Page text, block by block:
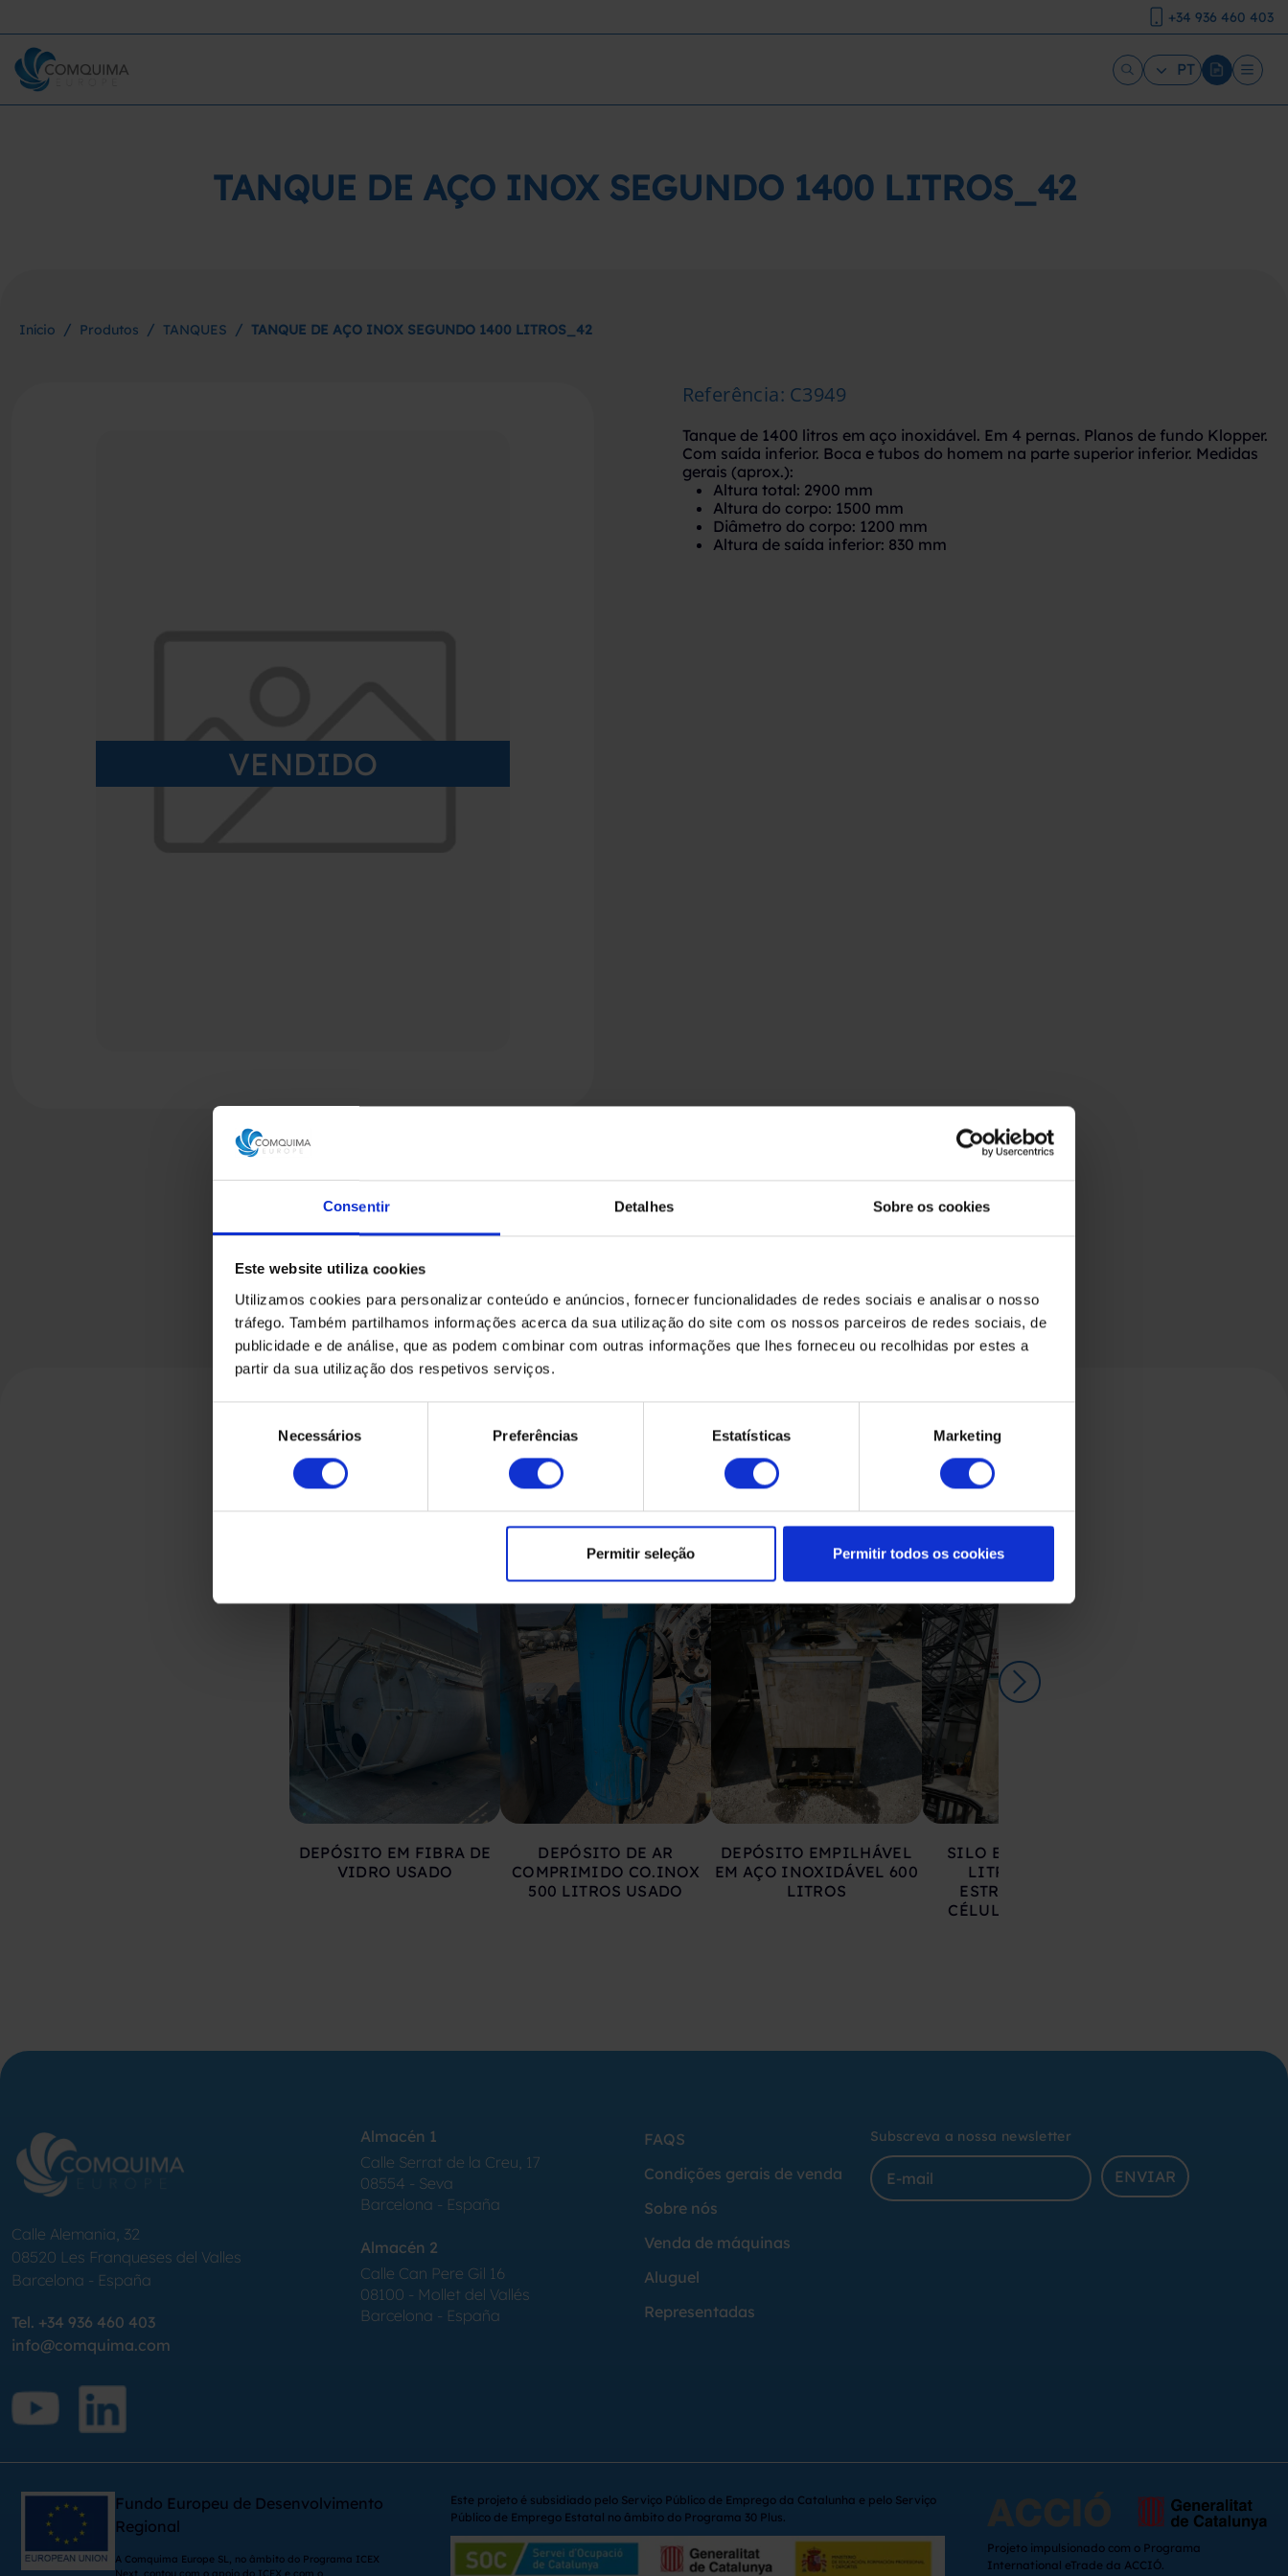
Consentir Detalhes Sobre os cookies
Este website utiliza cookies
Utilizamos cookies para personalizar conteúdo e anúncios, fornecer funcionalidades de redes sociais e analisar o nosso
tráfego. Também partilhamos informações acerca da sua utilização do site com os nossos parceiros de redes sociais, de
publicidade e de análise, que as podem combinar com outras informações que lhes forneceu ou recolhidas por estes a
partir da sua utilização dos respetivos serviços.
consentimento
Necessários Preferências Estatísticas Marketing
Permitir seleção Permitir todos os cookies
+34 936 460 403
PT
TANQUE DE AÇO INOX SEGUNDO 1400 LITROS_42
Início / Produtos / TANQUES / TANQUE DE AÇO INOX SEGUNDO 1400 LITROS_42
VENDIDO
Referência: C3949
Tanque de 1400 litros em aço inoxidável. Em 4 pernas. Planos de fundo Klopper.
Com saída inferior. Boca e tubos do homem na parte superior inferior. Medidas
gerais (aprox.):
Altura total: 2900 mm
Altura do corpo: 1500 mm
Diâmetro do corpo: 1200 mm
Altura de saída inferior: 830 mm
Produtos Relacionados
DEPÓSITO EM FIBRA DE
VIDRO USADO
DEPÓSITO DE AR
COMPRIMIDO CO.INOX
500 LITROS USADO
DEPÓSITO EMPILHÁVEL
EM AÇO INOXIDÁVEL 600
LITROS
SILO EM AÇO 17.000
LITROS SOBRE
ESTRUTURA COM
CÉLULAS DE CARGA
Calle Alemania, 32
08520 Les Franqueses del Valles
Barcelona - España
Tel. +34 936 460 403
info@comquima.com
Almacén 1
Calle Serrat de la Creu, 17
08554 - Seva
Barcelona - España
Almacén 2
Calle Can Pere Gil 16
08100 - Mollet del Vallés
Barcelona - España
FAQS
Condições gerais de venda
Sobre nós
Venda de máquinas
Aluguel
Representadas
Subscreva a nossa newsletter
ENVIAR
Fundo Europeu de Desenvolvimento
Regional
A Comquima Europe SL, no âmbito do Programa ICEX
Este projeto é subsidiado pelo Serviço Público de Emprego da Catalunha e pelo Serviço
Público de Emprego Estatal no âmbito do Programa 30 Plus.
Projeto impulsionado com o Programa
International eTrade da ACCIÓ.